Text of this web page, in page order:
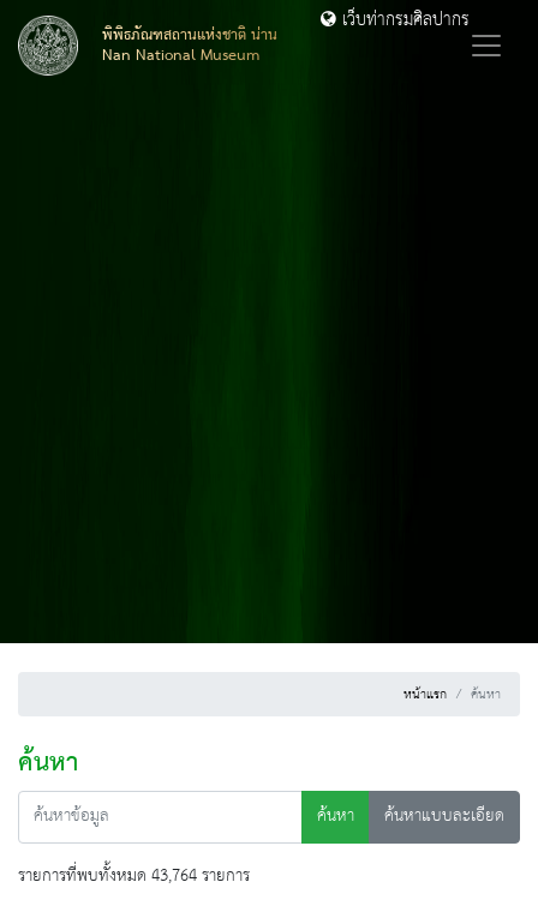
พิพิธภัณฑสถานแห่งชาติ น่าน
Nan National Museum
เว็บท่ากรมศิลปากร
หน้าแรก ค้นหา
ค้นหา
ค้นหา
ค้นหาแบบละเอียด
รายการที่พบทั้งหมด 43,764 รายการ